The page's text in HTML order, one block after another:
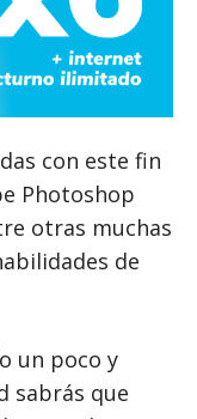
con este fin
Photoshop
otras muchas
de
un poco y
sabrás que